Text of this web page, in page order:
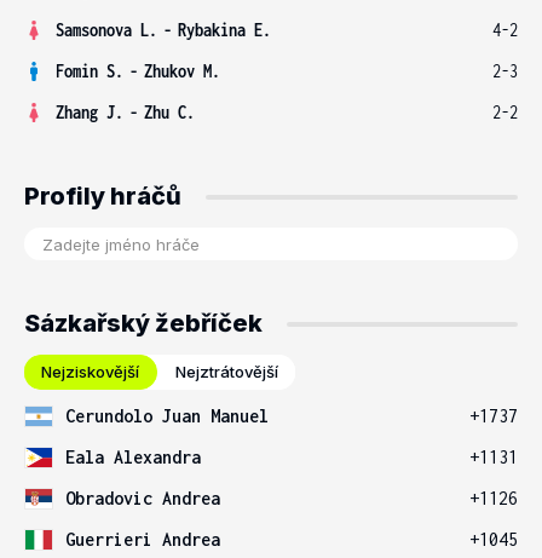
Samsonova L. - Rybakina E.
4-2
Fomin S. - Zhukov M.
2-3
Zhang J. - Zhu C. 2-2
Profily hráčů
Sázkařský žebříček
Nejziskovější Nejztrátovější
Cerundolo Juan Manuel
+1737
Eala Alexandra
+1131
Obradovic Andrea
+1126
Guerrieri Andrea
+1045